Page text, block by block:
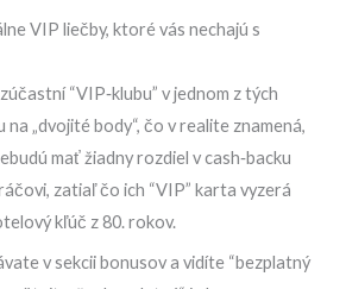
VIP liečby, ktoré vás nechajú s
“VIP‑klubu” v jednom z tých
„dvojité body“, čo v realite znamená,
mať žiadny rozdiel v cash‑backu
zatiaľ čo ich “VIP” karta vyzerá
kľúč z 80. rokov.
v sekcii bonusov a vidíte “bezplatný